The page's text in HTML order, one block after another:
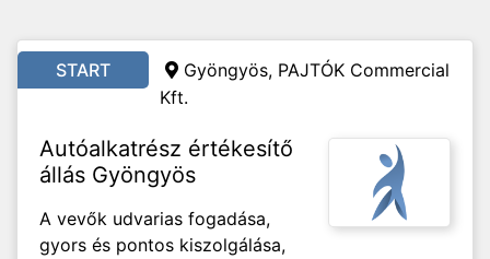
START
Gyöngyös, PAJTÓK Commercial
Kft.
Autóalkatrész értékesítő
állás Gyöngyös
A vevők udvarias fogadása,
gyors és pontos kiszolgálása,